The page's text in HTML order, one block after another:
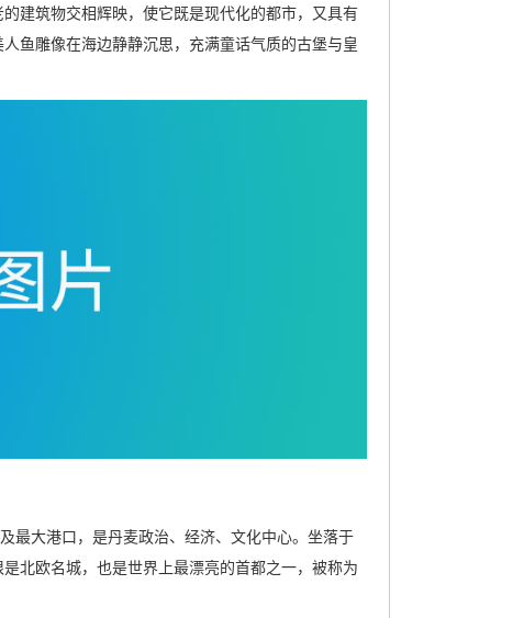
建筑物交相辉映，使它既是现代化的都市，又具有
鱼雕像在海边静静沉思，充满童话气质的古堡与皇
最大港口，是丹麦政治、经济、文化中心。坐落于
北欧名城，也是世界上最漂亮的首都之一，被称为